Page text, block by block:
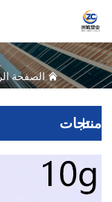
الصفحة
منتجات